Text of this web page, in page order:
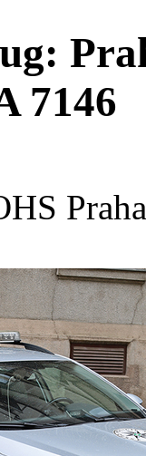
7146